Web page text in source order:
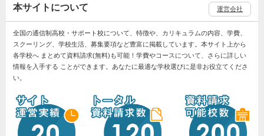
本サイトについて 運営会社
全国の通信制高校・サポート校について、特徴や、カリキュラムの内容、学費、
スクーリング、学校生活、募集要項など豊富に掲載しています。本サイト上から
各学校へ まとめて資料請求(無料)も可能！学費やコースについて、さらに詳しい
情報を入手する ことができます。あなたに最適な学校選びに是非お役立てくださ
い。